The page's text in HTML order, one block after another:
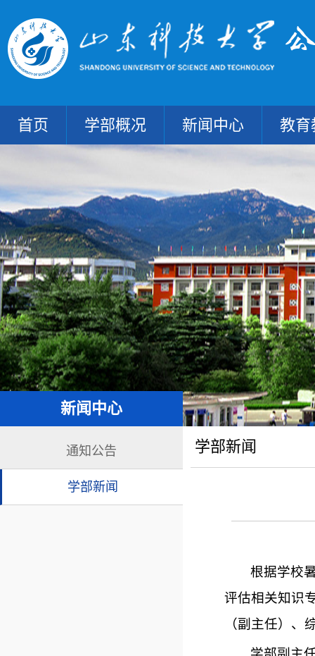
首页 学部概况 新闻中心 教育
新闻中心
通知公告
学部新闻
学部新闻
根据学校
评估相关知识
（副主任）、